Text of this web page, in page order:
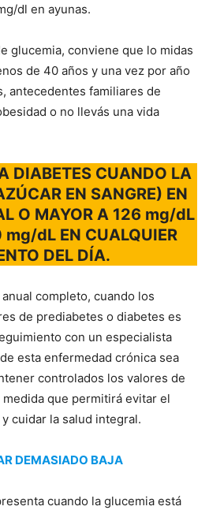
dl en ayunas.
glucemia, conviene que lo midas
de 40 años y una vez por año
antecedentes familiares de
o no llevás una vida
DIABETES CUANDO LA
EN SANGRE) EN
O MAYOR A 126 mg/dL
dL EN CUALQUIER
DEL DÍA.
completo, cuando los
de prediabetes o diabetes es
con un especialista
esta enfermedad crónica sea
controlados los valores de
que permitirá evitar el
cuidar la salud integral.
DEMASIADO BAJA
cuando la glucemia está